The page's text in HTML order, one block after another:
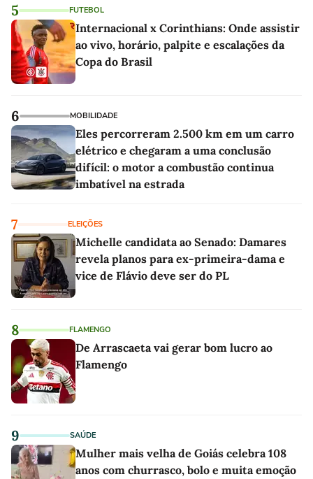
5 FUTEBOL
Internacional x Corinthians: Onde assistir
ao vivo, horário, palpite e escalações da
Copa do Brasil
6 MOBILIDADE
Eles percorreram 2.500 km em um carro
elétrico e chegaram a uma conclusão
difícil: o motor a combustão continua
imbatível na estrada
7 ELEIÇÕES
Michelle candidata ao Senado: Damares
revela planos para ex-primeira-dama e
vice de Flávio deve ser do PL
8 FLAMENGO
De Arrascaeta vai gerar bom lucro ao
Flamengo
9 SAÚDE
Mulher mais velha de Goiás celebra 108
anos com churrasco, bolo e muita emoção